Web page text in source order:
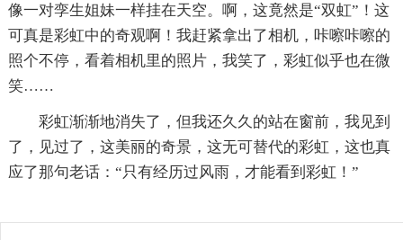
像一对孪生姐妹一样挂在天空。啊，这竟然是“双虹”！这
可真是彩虹中的奇观啊！我赶紧拿出了相机，咔嚓咔嚓的
照个不停，看着相机里的照片，我笑了，彩虹似乎也在微
笑……
彩虹渐渐地消失了，但我还久久的站在窗前，我见到
了，见过了，这美丽的奇景，这无可替代的彩虹，这也真
应了那句老话：“只有经历过风雨，才能看到彩虹！”